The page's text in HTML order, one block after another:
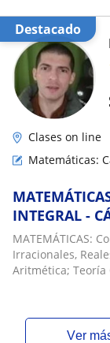
Destacado
Clases on line
Matemáticas:
INTEGRAL -
ECUACIONES
MATEMÁTICAS:
Irracionales,
Aritmética; Teoría
ver